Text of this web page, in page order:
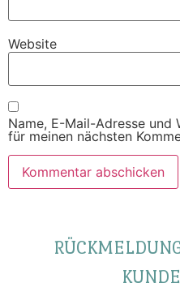
Website
Name, E-Mail-Adresse und
für meinen nächsten